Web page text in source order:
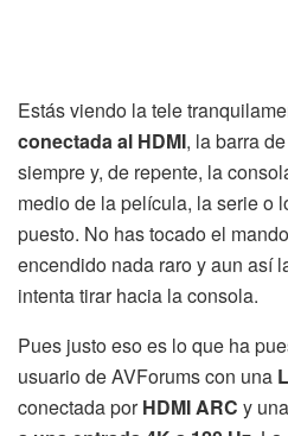
Estás viendo la tele
conectada al HDMI, la barra
siempre y, de repente, la
medio de la película, la serie o
puesto. No has tocado el
encendido nada raro y aun así
intenta tirar hacia la consola.
Pues justo eso es lo que ha
usuario de AVForums con una
conectada porHDMI ARC y una